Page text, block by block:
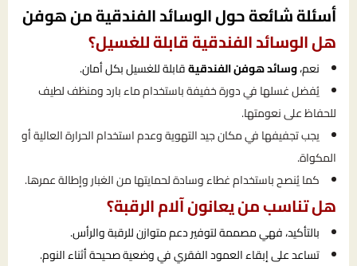
أسئلة شائعة حول الوسائد الفندقية من هوفن
هل الوسائد الفندقية قابلة للغسيل؟
نعم،وسائد هوفن الفندقيةقابلة للغسيل بكل أمان.
يُفضل غسلها في دورة خفيفة باستخدام ماء بارد ومنظف لطيف
للحفاظ على نعومتها.
يجب تجفيفها في مكان جيد التهوية وعدم استخدام الحرارة العالية أو
المكواة.
كما يُنصح باستخدام غطاء وسادة لحمايتها من الغبار وإطالة عمرها.
هل تناسب من يعانون آلام الرقبة؟
بالتأكيد، فهي مصممة لتوفير دعم متوازن للرقبة والرأس.
تساعد على إبقاء العمود الفقري في وضعية صحيحة أثناء النوم.